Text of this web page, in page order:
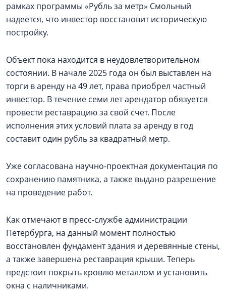
рамках программы «Рубль за метр» Смольный
надеется, что инвестор восстановит историческую
постройку.
Объект пока находится в неудовлетворительном
состоянии. В начале 2025 года он был выставлен на
торги в аренду на 49 лет, права приобрел частный
инвестор. В течение семи лет арендатор обязуется
провести реставрацию за свой счет. После
исполнения этих условий плата за аренду в год
составит один рубль за квадратный метр.
Уже согласована научно-проектная документация по
сохранению памятника, а также выдано разрешение
на проведение работ.
Как отмечают в пресс-службе администрации
Петербурга, на данный момент полностью
восстановлен фундамент здания и деревянные стены,
а также завершена реставрация крыши. Теперь
предстоит покрыть кровлю металлом и установить
окна с наличниками.